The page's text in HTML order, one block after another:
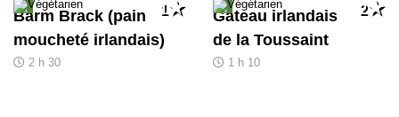
Barm Brack (pain
moucheté irlandais)
2 h 30
1
Gâteau irlandais
de la Toussaint
1 h 10
2